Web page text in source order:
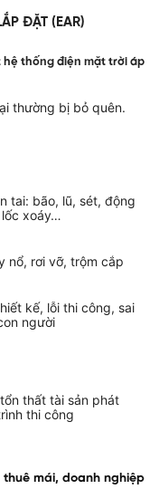
ĐẶT (EAR)
thống điện mặt trời áp
thường bị bỏ quên.
tai: bão, lũ, sét, động
xoáy…
nổ, rơi vỡ, trộm cắp
kế, lỗi thi công, sai
người
thất tài sản phát
thi công
thuê mái, doanh nghiệp